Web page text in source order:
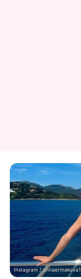
Instagram / annaermakova1